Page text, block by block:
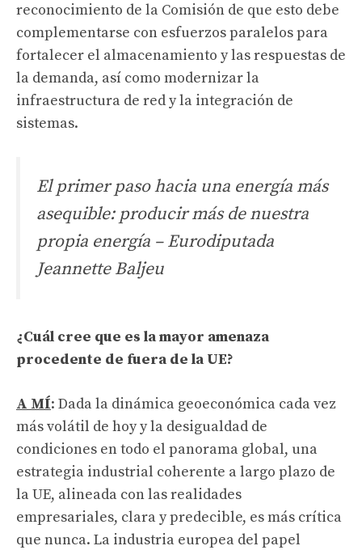
reconocimiento de la Comisión de que esto debe
complementarse con esfuerzos paralelos para
fortalecer el almacenamiento y las respuestas de
la demanda, así como modernizar la
infraestructura de red y la integración de
sistemas.
El primer paso hacia una energía más
asequible: producir más de nuestra
propia energía – Eurodiputada
Jeannette Baljeu
¿Cuál cree que es la mayor amenaza
procedente de fuera de la UE?
A MÍ: Dada la dinámica geoeconómica cada vez
más volátil de hoy y la desigualdad de
condiciones en todo el panorama global, una
estrategia industrial coherente a largo plazo de
la UE, alineada con las realidades
empresariales, clara y predecible, es más crítica
que nunca. La industria europea del papel